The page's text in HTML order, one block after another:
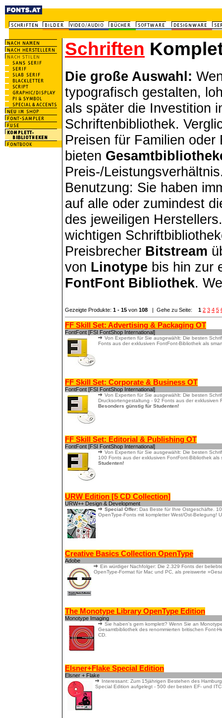
Schriften
Die große Auswahl:
typografisch gestalten,
als später die Investition
Schriftenbibliothek.
Preisen für Familien oder
bieten
Preis-/
Benutzung: Sie haben
auf alle oder zumindest
des jeweiligen
wichtigen
Preisbrecher Bitstream
von Linotype bis hin zur
FontFont Bibliothek.
Gezeigte Produkte: 1 - 15 von 108 | Gehe zu Seite: 1 2 3 4 5
FF Skill Set: Advertising & Packaging OT
FontFont [FSI FontShop International]
Von Experten für Sie ausgewählt: Die besten
Fonts aus der exklusiven FontFont-Bibliothek als
FF Skill Set: Corporate & Business OT
FontFont [FSI FontShop International]
Von Experten für Sie ausgewählt: Die besten
Drucksortengestaltung - 92 Fonts aus der exklusiven
Besonders günstig für Studenten!
FF Skill Set: Editorial & Publishing OT
FontFont [FSI FontShop International]
Von Experten für Sie ausgewählt: Die besten
100 Fonts aus der exklusiven FontFont-Bibliothek
Studenten!
URW Edition [5 CD Collection]
URW++ Design & Development
Special Offer: Das Beste für Ihre Ostgeschäfte.
OpenType-Fonts mit kompletter West/Ost-Belegung!
Creative Basics Collection OpenType
Adobe
Ein würdiger Nachfolger: Die 2.329 Fonts der
OpenType-Format für Mac und PC, als preiswerte
The Monotype Library OpenType Edition
Monotype Imaging
Sie haben's gern komplett? Wenn Sie an
Gesamtbibliothek des renommierten britischen Font-
CD.
Elsner+Flake Special Edition
Elsner + Flake
Interessant: Zum 15jährigen Bestehen des
Special Edition aufgelegt - 500 der besten EF- und